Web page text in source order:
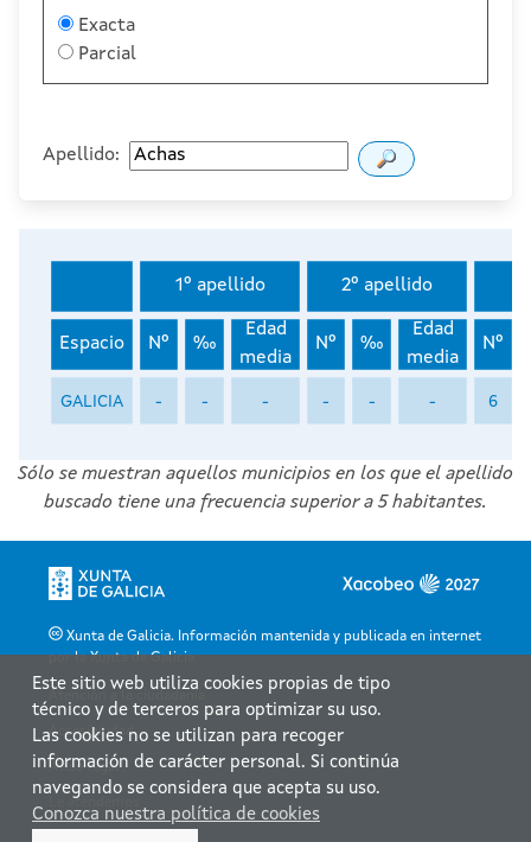
Exacta
Parcial
Apellido:
1º apellido 2º apellido
Espacio Nº ‰
Edad
media
Nº ‰
Edad
media
Nº
GALICIA - - - - - - 6
Sólo se muestran aquellos municipios en los que el apellido
buscado tiene una frecuencia superior a 5 habitantes.
Xunta de Galicia. Información mantenida y publicada en internet
por la Xunta de Galicia
Accesibilidad
Aviso legal
Le atendemos
Este sitio web utiliza cookies propias de tipo
técnico y de terceros para optimizar su uso.
Las cookies no se utilizan para recoger
información de carácter personal. Si continúa
navegando se considera que acepta su uso.
Conozca nuestra política de cookies